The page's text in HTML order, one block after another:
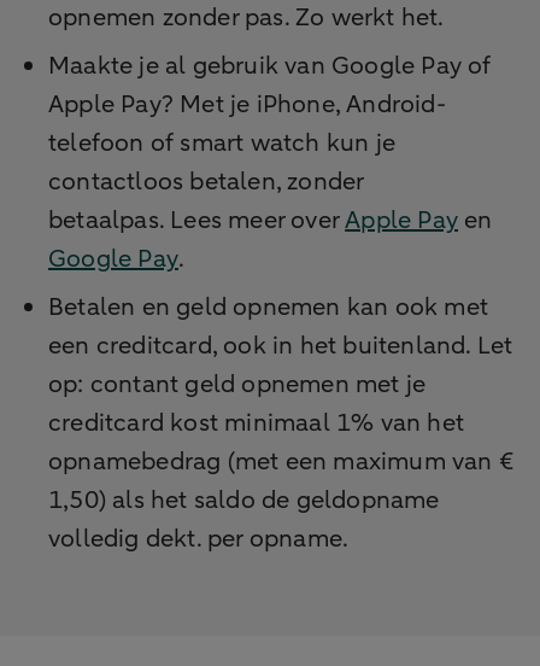
opnemen zonder pas. Zo werkt het.
Maakte je al gebruik van Google Pay of
Apple Pay? Met je iPhone, Android-
telefoon of smart watch kun je
contactloos betalen, zonder
betaalpas. Lees meer overApple Pay en
Google Pay.
Betalen en geld opnemen kan ook met
een creditcard, ook in het buitenland. Let
op: contant geld opnemen met je
creditcard kost minimaal 1% van het
opnamebedrag (met een maximum van €
1,50) als het saldo de geldopname
volledig dekt. per opname.